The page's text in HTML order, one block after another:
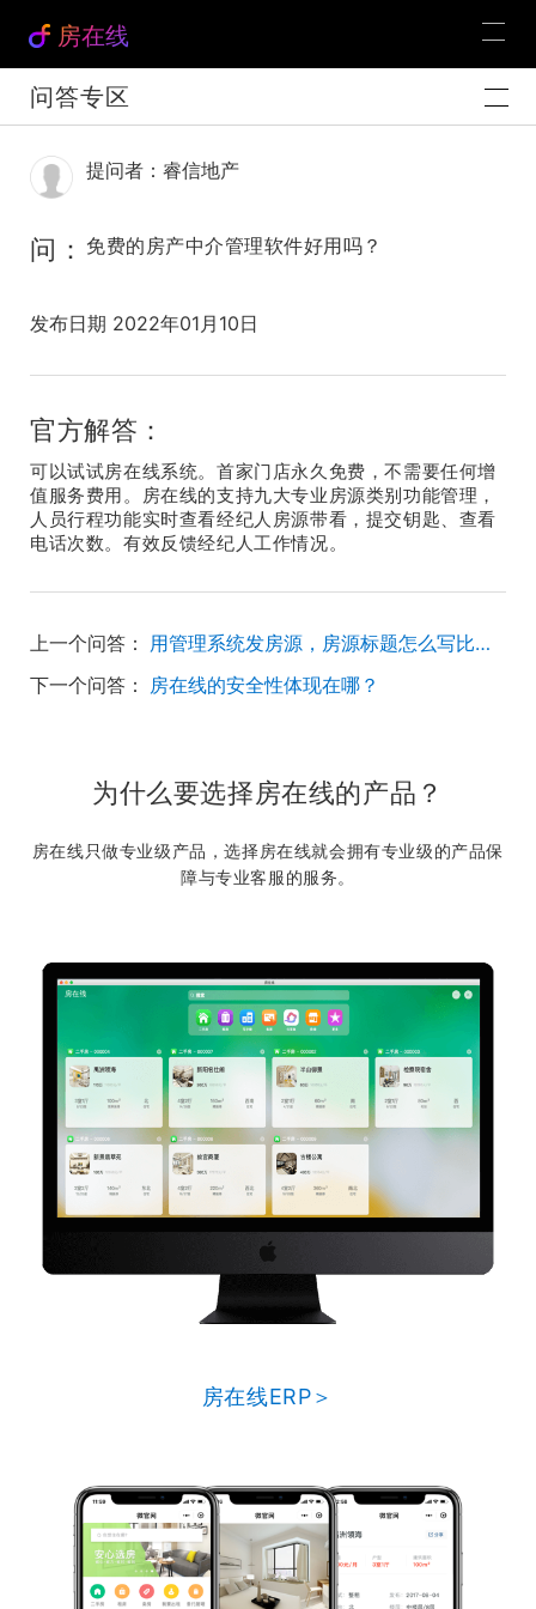
房在线
问答专区
提问者：睿信地产
问： 免费的房产中介管理软件好用吗？
发布日期 2022年01月10日
官方解答：
可以试试房在线系统。首家门店永久免费，不需要任何增
值服务费用。房在线的支持九大专业房源类别功能管理，
人员行程功能实时查看经纪人房源带看，提交钥匙、查看
电话次数。有效反馈经纪人工作情况。
上一个问答：
用管理系统发房源，房源标题怎么写比较好？
下一个问答： 房在线的安全性体现在哪？
为什么要选择房在线的产品？
房在线只做专业级产品，选择房在线就会拥有专业级的产品保
障与专业客服的服务。
房在线ERP＞